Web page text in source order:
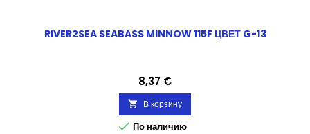
RIVER2SEA SEABASS MINNOW 115F ЦВЕТ G-13
Цена
8,37 €
 В корзину
 По наличию